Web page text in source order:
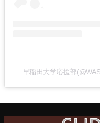
早稲田大学応援部